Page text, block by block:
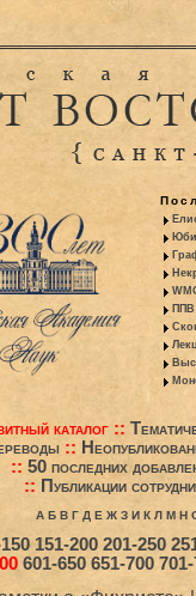
ППВ
каталог ::
::
:: 50 последних
:: Публикации
А Б В Г Д Е Ж З И К Л М Н
151-200 201-250
601-650 651-700